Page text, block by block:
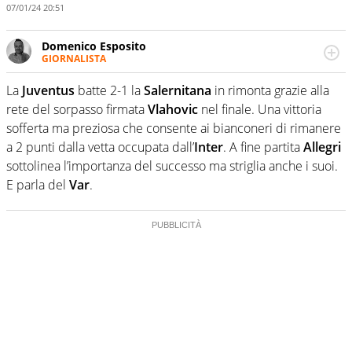
07/01/24 20:51
Domenico Esposito
GIORNALISTA
Da vent’anni in campo e sul campo per vivere ogni evento
in tutte le sue sfaccettature. Passione smisurata per il
calcio e per la sfera di cuoio. Il pallone è una cosa
serissima, guai a dirgli di no
La Juventus batte 2-1 laSalernitana in rimonta grazie alla
rete del sorpasso firmataVlahovic nel finale. Una vittoria
sofferta ma preziosa che consente ai bianconeri di rimanere
a 2 punti dalla vetta occupata dall’Inter. A fine partitaAllegri
sottolinea l’importanza del successo ma striglia anche i suoi.
E parla del Var.